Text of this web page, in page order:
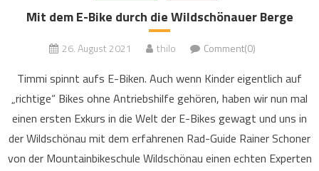
Mit dem E-Bike durch die Wildschönauer Berge
26. August 2021 thilo Comment(0)
Timmi spinnt aufs E-Biken. Auch wenn Kinder eigentlich auf
„richtige“ Bikes ohne Antriebshilfe gehören, haben wir nun mal
einen ersten Exkurs in die Welt der E-Bikes gewagt und uns in
der Wildschönau mit dem erfahrenen Rad-Guide Rainer Schoner
von der Mountainbikeschule Wildschönau einen echten Experten